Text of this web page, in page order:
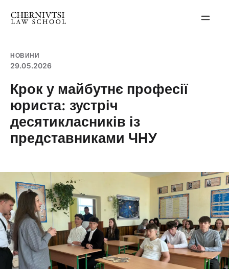
НОВИНИ
29.05.2026
Крок у майбутнє професії
юриста: зустріч
десятикласників із
представниками ЧНУ